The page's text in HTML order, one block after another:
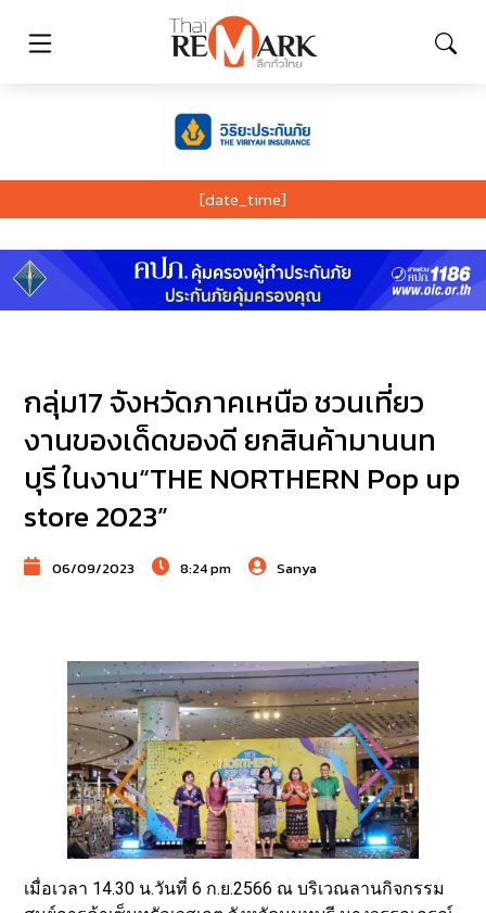
[date_time]
กลุ่ม17 จังหวัดภาคเหนือ ชวนเที่ยว
งานของเด็ดของดี ยกสินค้ามานนท
บุรี ในงาน“THE NORTHERN Pop up
store 2023”
06/09/2023 8:24 pm Sanya
เมื่อเวลา 14.30 น.วันที่ 6 ก.ย.2566 ณ บริเวณลานกิจกรรม